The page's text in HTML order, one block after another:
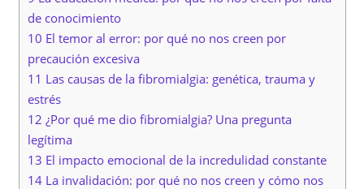
de conocimiento
10 El temor al error: por qué no nos creen por
precaución excesiva
11 Las causas de la fibromialgia: genética, trauma y
estrés
12 ¿Por qué me dio fibromialgia? Una pregunta
legítima
13 El impacto emocional de la incredulidad constante
14 La invalidación: por qué no nos creen y cómo nos